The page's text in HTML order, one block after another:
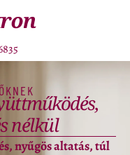
nélkül
nyűgös altatás, túl